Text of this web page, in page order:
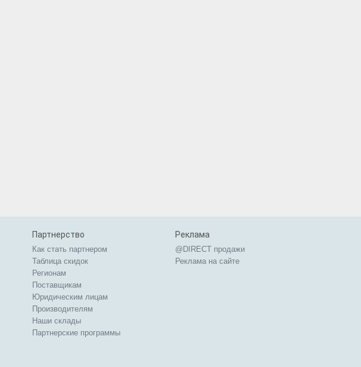
Партнерство
Как стать партнером
Таблица скидок
Регионам
Поставщикам
Юридическим лицам
Производителям
Наши склады
Партнерские программы
Реклама
@DIRECT продажи
Реклама на сайте